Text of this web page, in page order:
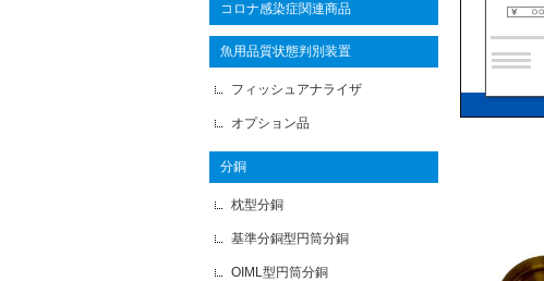
コロナ感染症関連商品
魚用品質状態判別装置
フィッシュアナライザ
オプション品
分銅
枕型分銅
基準分銅型円筒分銅
OIML型円筒分銅